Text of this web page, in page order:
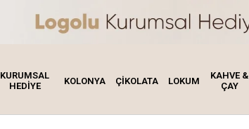
KURUMSAL
HEDİYE
KOLONYA ÇİKOLATA LOKUM
KAHVE &
ÇAY